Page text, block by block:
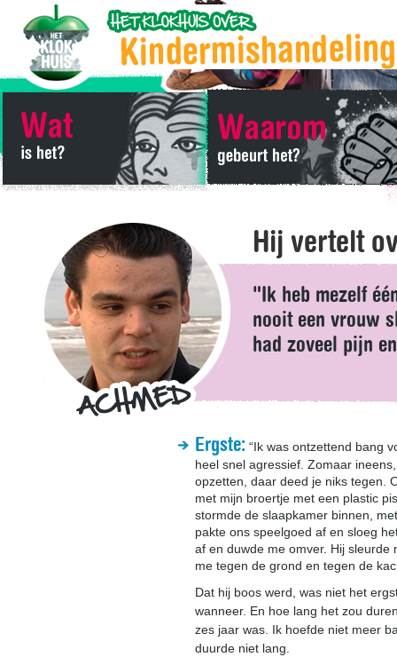
Hij vertelt
"Ik heb mezelf
nooit een vrouw
had zoveel pijn
Ergste: “Ik was ontzettend bang
heel snel agressief. Zomaar
opzetten, daar deed je niks tegen.
met mijn broertje met een plastic
stormde de slaapkamer binnen,
pakte ons speelgoed af en sloeg
af en duwde me omver. Hij sleurde
me tegen de grond en tegen de
Dat hij boos werd, was niet het
wanneer. En hoe lang het zou
zes jaar was. Ik hoefde niet meer
duurde niet lang.